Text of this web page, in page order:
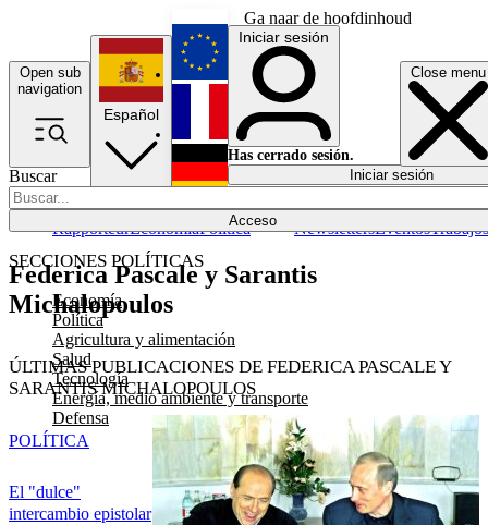
Ga naar de hoofdinhoud
Open sub
navigation
Close menu
Buscar
Acceso
SECCIONES POLÍTICAS
Economía
Política
Agricultura y alimentación
Salud
Tecnología
Energía, medio ambiente y transporte
Defensa
RapporteurEconomíaPolítica NewslettersEventosTrabajos
Español
English
Français
Iniciar sesión
Has cerrado sesión.
Iniciar sesión
Federica Pascale y Sarantis
Michalopoulos
ÚLTIMAS PUBLICACIONES DE FEDERICA PASCALE Y
SARANTIS MICHALOPOULOS
El "dulce"
intercambio epistolar
POLÍTICA